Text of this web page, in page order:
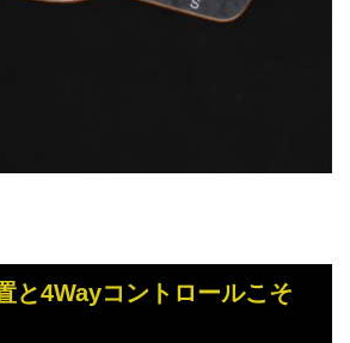
と4Wayコントロールこそ